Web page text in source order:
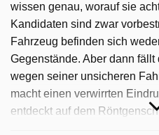
wissen genau, worauf sie
Kandidaten sind zwar
Fahrzeug befinden sich
Gegenstände. Aber dann
wegen seiner unsicheren
macht einen verwirrten
entdeckt auf dem